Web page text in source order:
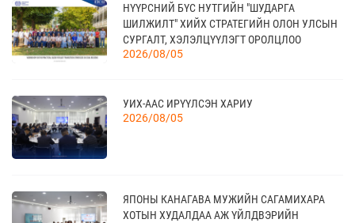
17
09 сар
“УЛААНБААТАР ТҮНШЛЭЛ 2026” ХҮНСНИЙ
САЛБАРЫН ОЛОН УЛСЫН ҮЗЭСГЭЛЭН
20
09 сар
КАНАД УЛС - ТОРОНТО ХОТЫН БИЗНЕС АЯЛАЛ
21
10 сар
TEX+ VISION KOREA
НҮҮРСНИЙ БҮС НУТГИЙН "ШУДАРГА
ШИЛЖИЛТ" ХИЙХ СТРАТЕГИЙН ОЛОН УЛСЫН
СУРГАЛТ, ХЭЛЭЛЦҮҮЛЭГТ ОРОЛЦЛОО
2026/08/05
УИХ-ААС ИРҮҮЛСЭН ХАРИУ
2026/08/05
ЯПОНЫ КАНАГАВА МУЖИЙН САГАМИХАРА
ХОТЫН ХУДАЛДАА АЖ ҮЙЛДВЭРИЙН